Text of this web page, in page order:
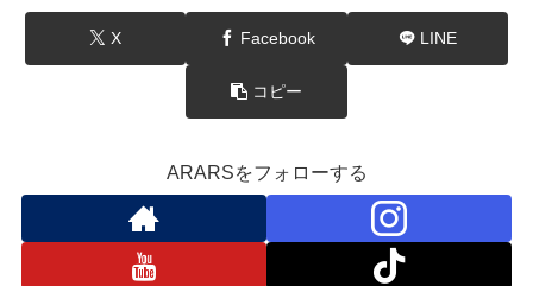
X Facebook LINE
コピー
ARARSをフォローする